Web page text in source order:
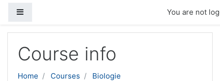
You are not
Course info
Home Courses
Biologie